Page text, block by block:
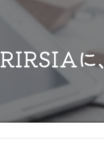
キッチン
トイレ
RIRSIAに